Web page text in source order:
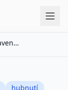
Domácí trénink bez vybavení: 30minutový plán pro rok 2026
hubnutí